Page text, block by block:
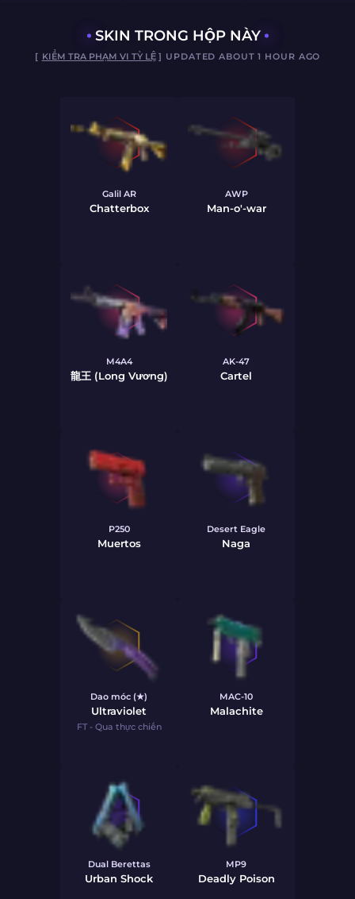
SKIN TRONG HỘP NÀY
[ KIỂM TRA PHẠM VI TỶ LỆ] UPDATED ABOUT 1 HOUR AGO
Galil AR
Chatterbox
AWP
Man-o'-war
M4A4
龍王 (Long Vương)
AK-47
Cartel
P250
Muertos
Desert Eagle
Naga
Dao móc (★)
Ultraviolet
FT - Qua thực chiến
MAC-10
Malachite
Dual Berettas
Urban Shock
MP9
Deadly Poison